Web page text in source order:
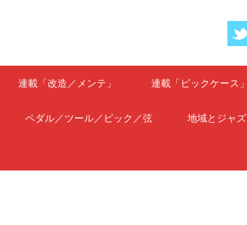
連載「改造／メンテ」 連載「ピックケース」
ペダル／ツール／ピック／弦 地域とジャズ